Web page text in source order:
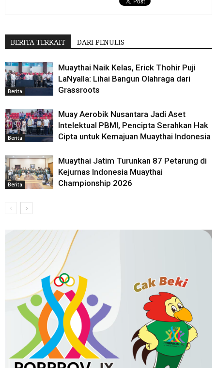
BERITA TERKAIT DARI PENULIS
Berita
Muaythai Naik Kelas, Erick Thohir Puji
LaNyalla: Lihai Bangun Olahraga dari
Grassroots
Berita
Muay Aerobik Nusantara Jadi Aset
Intelektual PBMI, Pencipta Serahkan Hak
Cipta untuk Kemajuan Muaythai Indonesia
Berita
Muaythai Jatim Turunkan 87 Petarung di
Kejurnas Indonesia Muaythai
Championship 2026